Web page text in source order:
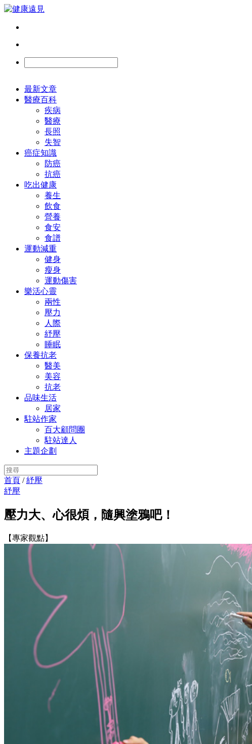
最新文章
醫療百科
疾病
醫療
長照
失智
癌症知識
防癌
抗癌
吃出健康
養生
飲食
營養
食安
食譜
運動減重
健身
瘦身
運動傷害
樂活心靈
兩性
壓力
人際
紓壓
睡眠
保養抗老
醫美
美容
抗老
品味生活
居家
駐站作家
百大顧問團
駐站達人
主題企劃
首頁 /紓壓
紓壓
壓力大、心很煩，隨興塗鴉吧！
【專家觀點】